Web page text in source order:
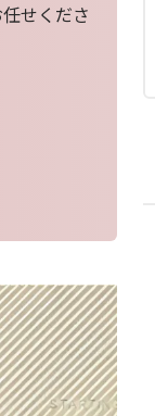
せくださ